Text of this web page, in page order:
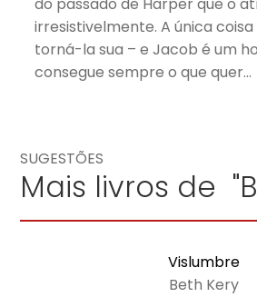
irresistivelmente. A única
torná-la sua – e Jacob é um
consegue sempre o que quer…
SUGESTÕES
Mais livros de
Vislumbre
Beth Kery